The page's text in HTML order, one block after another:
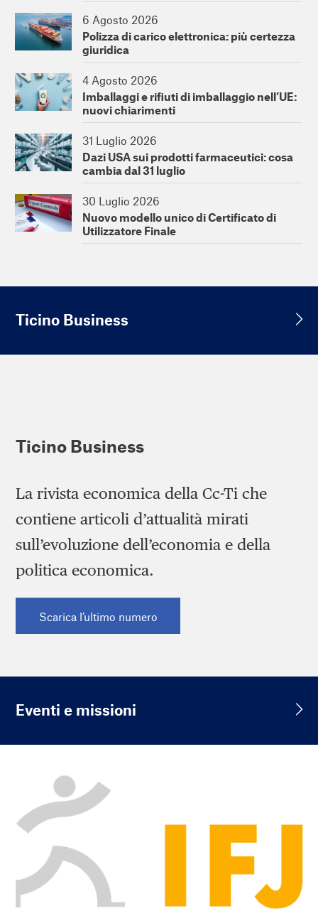
6 Agosto 2026
Polizza di carico elettronica: più certezza
giuridica
4 Agosto 2026
Imballaggi e rifiuti di imballaggio nell’UE:
nuovi chiarimenti
31 Luglio 2026
Dazi USA sui prodotti farmaceutici: cosa
cambia dal 31 luglio
30 Luglio 2026
Nuovo modello unico di Certificato di
Utilizzatore Finale
Ticino Business
Ticino Business
La rivista economica della Cc-Ti che
contiene articoli d’attualità mirati
sull’evoluzione dell’economia e della
politica economica.
Scarica l’ultimo numero
Eventi e missioni